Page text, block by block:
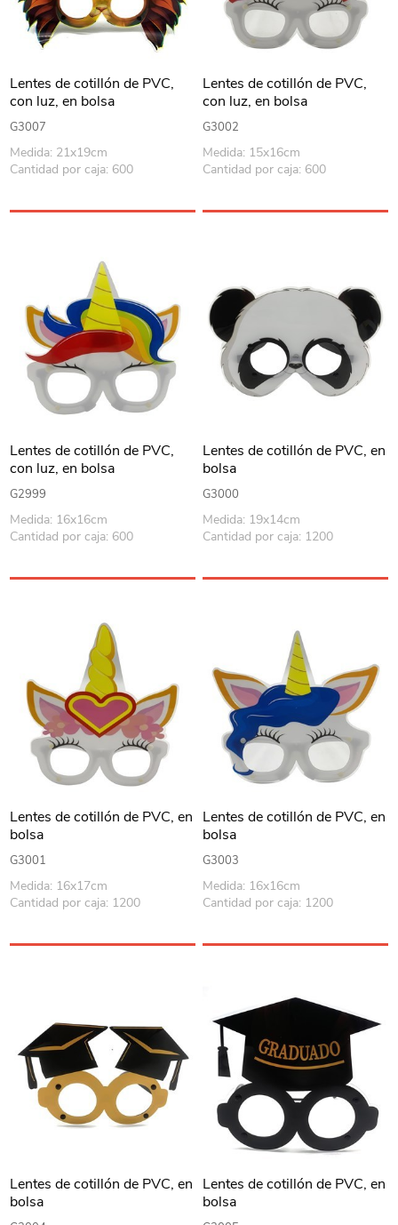
Lentes de cotillón de PVC,
con luz, en bolsa
G3007
Medida: 21x19cm
Cantidad por caja: 600
Lentes de cotillón de PVC,
con luz, en bolsa
G3002
Medida: 15x16cm
Cantidad por caja: 600
Lentes de cotillón de PVC,
con luz, en bolsa
G2999
Medida: 16x16cm
Cantidad por caja: 600
Lentes de cotillón de PVC, en
bolsa
G3000
Medida: 19x14cm
Cantidad por caja: 1200
Lentes de cotillón de PVC, en
bolsa
G3001
Medida: 16x17cm
Cantidad por caja: 1200
Lentes de cotillón de PVC, en
bolsa
G3003
Medida: 16x16cm
Cantidad por caja: 1200
Lentes de cotillón de PVC, en
bolsa
Lentes de cotillón de PVC, en
bolsa